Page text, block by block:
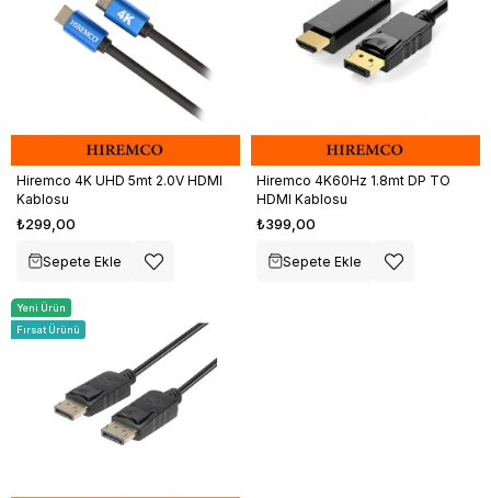
Hiremco 4K UHD 5mt 2.0V HDMI
Kablosu
₺299,00
Sepete Ekle
Hiremco 4K60Hz 1.8mt DP TO
HDMI Kablosu
₺399,00
Sepete Ekle
Yeni Ürün
Fırsat Ürünü